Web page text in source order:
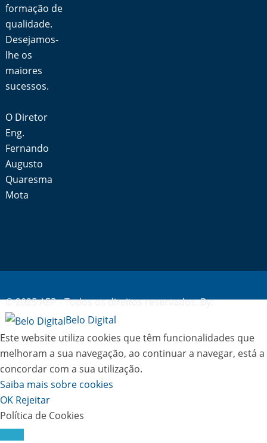
formação de
qualidade.
Desejamos-
lhe os
maiores
sucessos.
O Diretor
Eng.
Fernando
Augusto
Quaresma
Mota
© 2025 AEP - Todos os direitos reservados. By:
Belo Digital
Este website utiliza cookies que têm funcionalidades que
melhoram a sua navegação, ao continuar a navegar, está a
concordar com a sua utilização.
Saiba mais sobre cookies
OK Rejeitar
Política de Cookies